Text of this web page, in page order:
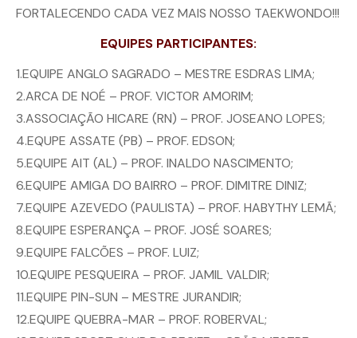
FORTALECENDO CADA VEZ MAIS NOSSO TAEKWONDO!!!
EQUIPES PARTICIPANTES:
1.EQUIPE ANGLO SAGRADO – MESTRE ESDRAS LIMA;
2.ARCA DE NOÉ – PROF. VICTOR AMORIM;
3.ASSOCIAÇÃO HICARE (RN) – PROF. JOSEANO LOPES;
4.EQUPE ASSATE (PB) – PROF. EDSON;
5.EQUIPE AIT (AL) – PROF. INALDO NASCIMENTO;
6.EQUIPE AMIGA DO BAIRRO – PROF. DIMITRE DINIZ;
7.EQUIPE AZEVEDO (PAULISTA) – PROF. HABYTHY LEMÃ;
8.EQUIPE ESPERANÇA – PROF. JOSÉ SOARES;
9.EQUIPE FALCÕES – PROF. LUIZ;
10.EQUIPE PESQUEIRA – PROF. JAMIL VALDIR;
11.EQUIPE PIN-SUN – MESTRE JURANDIR;
12.EQUIPE QUEBRA-MAR – PROF. ROBERVAL;